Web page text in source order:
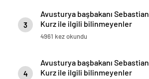
3
Avusturya başbakanı Sebastian
Kurz ile ilgili bilinmeyenler
4961 kez okundu
4
Avusturya başbakanı Sebastian
Kurz ile ilgili bilinmeyenler